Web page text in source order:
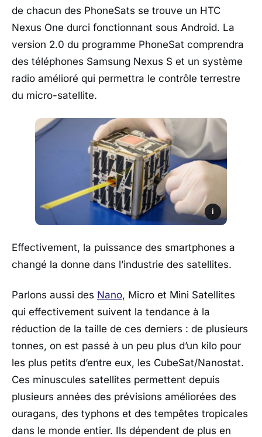
de chacun des PhoneSats se trouve un HTC
Nexus One durci fonctionnant sous Android. La
version 2.0 du programme PhoneSat comprendra
des téléphones Samsung Nexus S et un système
radio amélioré qui permettra le contrôle terrestre
du micro-satellite.
i
Effectivement, la puissance des smartphones a
changé la donne dans l’industrie des satellites.
Parlons aussi des Nano, Micro et Mini Satellites
qui effectivement suivent la tendance à la
réduction de la taille de ces derniers : de plusieurs
tonnes, on est passé à un peu plus d’un kilo pour
les plus petits d’entre eux, les CubeSat/Nanostat.
Ces minuscules satellites permettent depuis
plusieurs années des prévisions améliorées des
ouragans, des typhons et des tempêtes tropicales
dans le monde entier. Ils dépendent de plus en